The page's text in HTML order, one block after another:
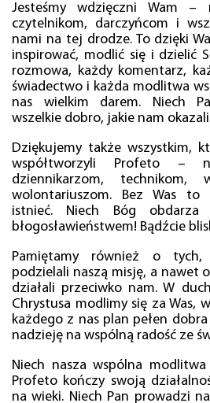
Jesteśmy wdzięczni Wam –
czytelnikom, darczyńcom i
nami na tej drodze. To dzięki
inspirować, modlić się i dzielić
rozmowa, każdy komentarz,
świadectwo i każda modlitwa
nas wielkim darem. Niech
wszelkie dobro, jakie nam
Dziękujemy także wszystkim,
współtworzyli Profeto –
dziennikarzom, technikom,
wolontariuszom. Bez Was to
istnieć. Niech Bóg obdarza
błogosławieństwem! Bądźcie
Pamiętamy również o
podzielali naszą misję, a nawet
działali przeciwko nam. W
Chrystusa modlimy się za Was,
każdego z nas plan pełen
nadzieję na wspólną radość ze
Niech nasza wspólna
Profeto kończy swoją
na wieki. Niech Pan prowadzi